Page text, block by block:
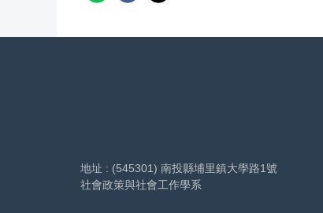
地址 : (545301) 南投縣埔里鎮大學路1號
社會政策與社會工作學系